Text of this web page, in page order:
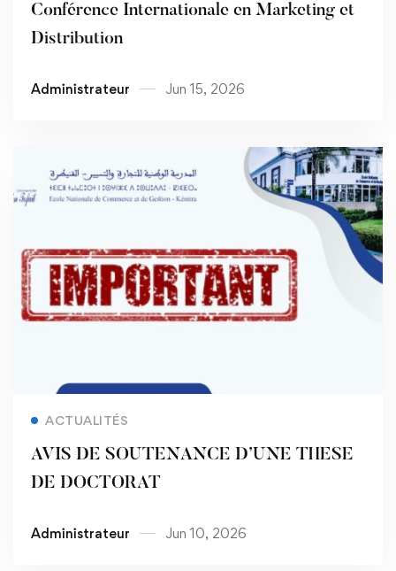
Conférence Internationale en Marketing et
Distribution
Administrateur Jun 15, 2026
ACTUALITÉS
AVIS DE SOUTENANCE D’UNE THESE
DE DOCTORAT
Administrateur Jun 10, 2026